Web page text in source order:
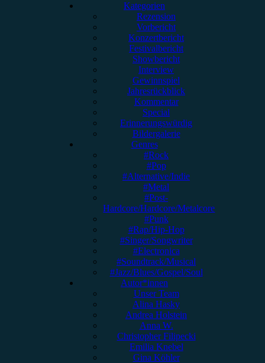
Kategorien
Rezension
Vorbericht
Konzertbericht
Festivalbericht
Showbericht
Interview
Gewinnspiel
Jahresrückblick
Kommentar
Special
Erinnerungswürdig
Bildergalerie
Genres
#Rock
#Pop
#Alternative/Indie
#Metal
#Post-
Hardcore/Hardcore/Metalcore
#Punk
#Rap/Hip-Hop
#Singer/Songwriter
#Electronica
#Soundtrack/Musical
#Jazz/Blues/Gospel/Soul
Autor*innen
Unser Team
Alina Hasky
Andrea Holstein
Anna W.
Christopher Filipecki
Emilia Knebel
Gina Köhler